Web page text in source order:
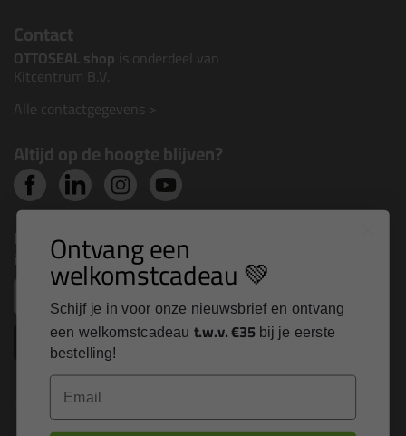
Contact
OTTOSEAL shop is onderdeel van
Kitcentrum B.V.
Alle contactgegevens >
Altijd op de hoogte blijven?
Nieuws, tips en exclusieve deals rechtstreeks in je
inbox
Inschrijven
Kitcentrum is trots op:
Ontvang een
welkomstcadeau 💚
Schijf je in voor onze nieuwsbrief en ontvang
een welkomstcadeau t.w.v. €35 bij je eerste
bestelling!
Email